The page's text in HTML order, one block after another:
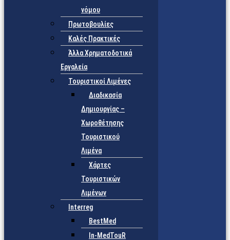
νόμου
Πρωτοβουλίες
Καλές Πρακτικές
Άλλα Χρηματοδοτικά
Εργαλεία
Τουριστικοί Λιμένες
Διαδικασία
Δημιουργίας –
Χωροθέτησης
Τουριστικού
Λιμένα
Χάρτες
Τουριστικών
Λιμένων
Interreg
BestMed
In-MedTouR